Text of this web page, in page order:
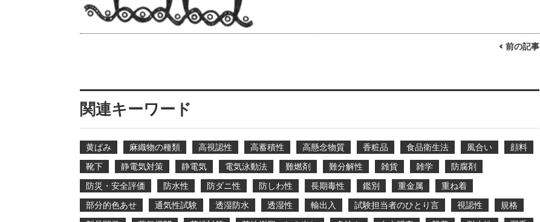
< 前の記事
関連キーワード
黄ばみ 麻織物の種類 高視認性 高蓄積性 高懸念物質 香粧品 食品衛生法 風合い
顔料
靴下
静電気対策 静電気 電気泳動法 難燃剤 難分解性 雑貨 雑学
防腐剤
防災・安全評価
防水性 防ダニ性 防しわ性 長期毒性 鑑別 重金属
重ね着
部分的色あせ
通気性試験 透湿防水 透湿性 輸出入 試験担当者のひとり言 視認性
規格